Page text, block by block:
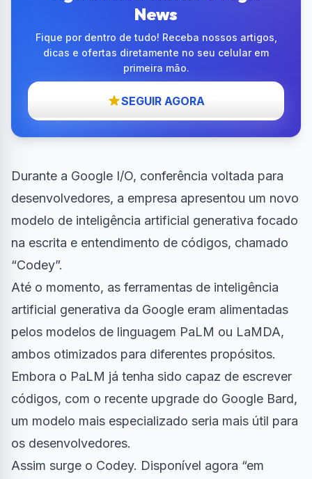
News
Fique por dentro de tudo! Receba nossos artigos,
dicas e ofertas diretamente no seu celular em
primeira mão.
SEGUIR AGORA
Durante a Google I/O, conferência voltada para
desenvolvedores, a empresa apresentou um novo
modelo de inteligência artificial generativa focado
na escrita e entendimento de códigos, chamado
“Codey”.
Até o momento, as ferramentas de inteligência
artificial generativa da Google eram alimentadas
pelos modelos de linguagem PaLM ou LaMDA,
ambos otimizados para diferentes propósitos.
Embora o PaLM já tenha sido capaz de escrever
códigos, com o recente upgrade do Google Bard,
um modelo mais especializado seria mais útil para
os desenvolvedores.
Assim surge o Codey. Disponível agora “em